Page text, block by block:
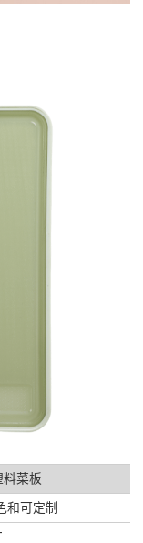
菜板
和可定制